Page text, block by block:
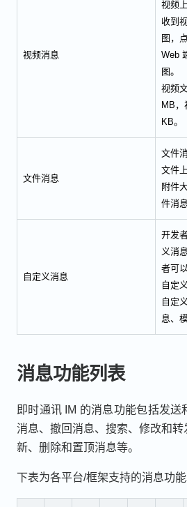
视频消息
视频
收到
图，
Web
图。
视频
MB
KB。
文件消息
文件
文件
附件
件消
自定义消息
开发
义消
者可
自定
自定
息、
消息功能列表
即时通讯 IM 的消息功能包括发送
消息、撤回消息、搜索、修改和
新、删除和置顶消息等。
下表为各平台/框架支持的消息功能